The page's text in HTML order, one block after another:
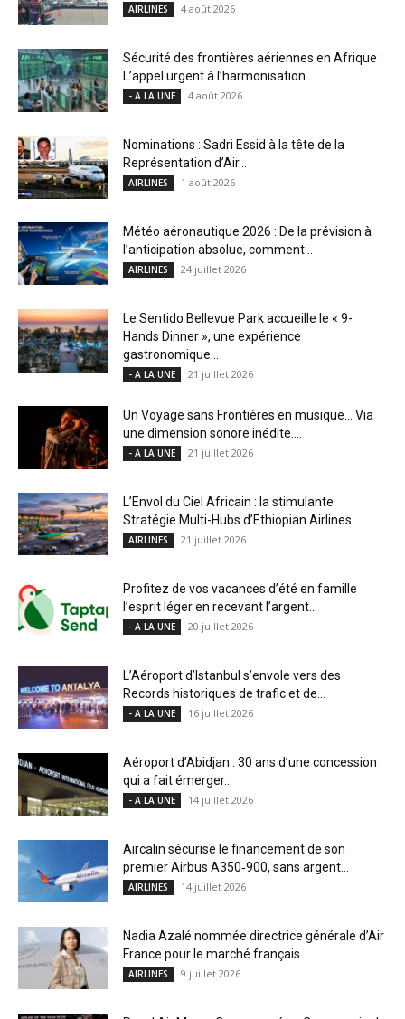
AIRLINES 4 août 2026
Sécurité des frontières aériennes en Afrique :
L’appel urgent à l’harmonisation...
- A LA UNE 4 août 2026
Nominations : Sadri Essid à la tête de la
Représentation d’Air...
AIRLINES 1 août 2026
Météo aéronautique 2026 : De la prévision à
l’anticipation absolue, comment...
AIRLINES 24 juillet 2026
Le Sentido Bellevue Park accueille le « 9-
Hands Dinner », une expérience
gastronomique...
- A LA UNE 21 juillet 2026
Un Voyage sans Frontières en musique… Via
une dimension sonore inédite....
- A LA UNE 21 juillet 2026
L’Envol du Ciel Africain : la stimulante
Stratégie Multi-Hubs d’Ethiopian Airlines...
AIRLINES 21 juillet 2026
Profitez de vos vacances d’été en famille
l’esprit léger en recevant l’argent...
- A LA UNE 20 juillet 2026
L’Aéroport d’Istanbul s’envole vers des
Records historiques de trafic et de...
- A LA UNE 16 juillet 2026
Aéroport d’Abidjan : 30 ans d’une concession
qui a fait émerger...
- A LA UNE 14 juillet 2026
Aircalin sécurise le financement de son
premier Airbus A350‑900, sans argent...
AIRLINES 14 juillet 2026
Nadia Azalé nommée directrice générale d’Air
France pour le marché français
AIRLINES 9 juillet 2026